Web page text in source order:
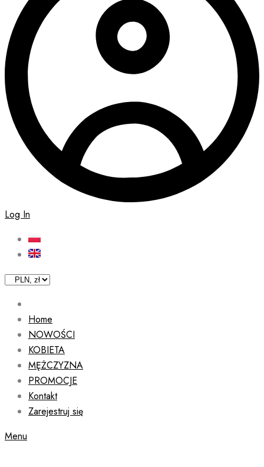
Log In
Home
NOWOŚCI
KOBIETA
MĘŻCZYZNA
PROMOCJE
Kontakt
Zarejestruj się
Menu